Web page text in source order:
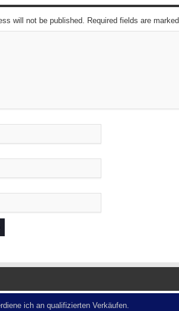
will not be published. Required fields are marked
ich an qualifizierten Verkäufen.